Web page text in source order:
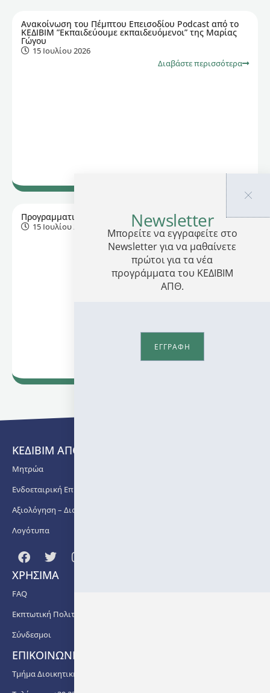
Ανακοίνωση του Πέμπτου Επεισοδίου Podcast από το
ΚΕΔΙΒΙΜ ”Εκπαιδεύουμε εκπαιδευόμενοι” της Μαρίας
Γώγου
15 Ιουλίου 2026
Διαβάστε περισσότερα
Προγραμματισμένη συντήρηση συστήματος
15 Ιουλίου 2026
Διαβάστε περισσότερα
ΚΕΔΙΒΙΜ ΑΠΘ
Μητρώα
Ενδοεταιρική Επιμόρφωση
Αξιολόγηση – Διασφάλιση Ποιότητας
Λογότυπα
ΧΡΗΣΙΜΑ
FAQ
Εκπτωτική Πολιτική
Σύνδεσμοι
ΕΠΙΚΟΙΝΩΝΙΑ
Τμήμα Διοικητικής Υποστήριξης ΚΕΔΙΒΙΜ ΑΠΘ
Newsletter
Μπορείτε να εγγραφείτε στο
Newsletter για να μαθαίνετε
πρώτοι για τα νέα
προγράμματα του ΚΕΔΙΒΙΜ
ΑΠΘ.
ΕΓΓΡΑΦΗ